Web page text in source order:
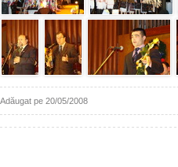
Adăugat pe 20/05/2008